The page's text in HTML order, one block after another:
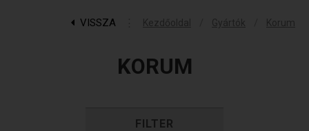
VISSZA Kezdőoldal Gyártók Korum
KORUM
FILTER